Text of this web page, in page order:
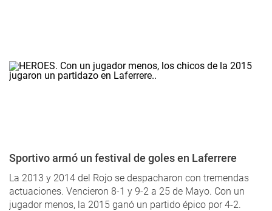
Sportivo armó un festival de goles en Laferrere
La 2013 y 2014 del Rojo se despacharon con tremendas
actuaciones. Vencieron 8-1 y 9-2 a 25 de Mayo. Con un
jugador menos, la 2015 ganó un partido épico por 4-2.